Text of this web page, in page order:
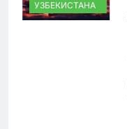
УЗБЕКИСТАНА